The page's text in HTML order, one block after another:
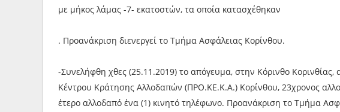
με μήκος λάμας -7- εκατοστών, τα οποία κατασχέθηκαν
. Προανάκριση διενεργεί το Τμήμα Ασφάλειας Κορίνθου.
-Συνελήφθη χθες (25.11.2019) το απόγευμα, στην Κόρινθο
Κέντρου Κράτησης Αλλοδαπών (ΠΡΟ.ΚΕ.Κ.Α.) Κορίνθου, 23χρονος
έτερο αλλοδαπό ένα (1) κινητό τηλέφωνο. Προανάκριση το Τμήμα